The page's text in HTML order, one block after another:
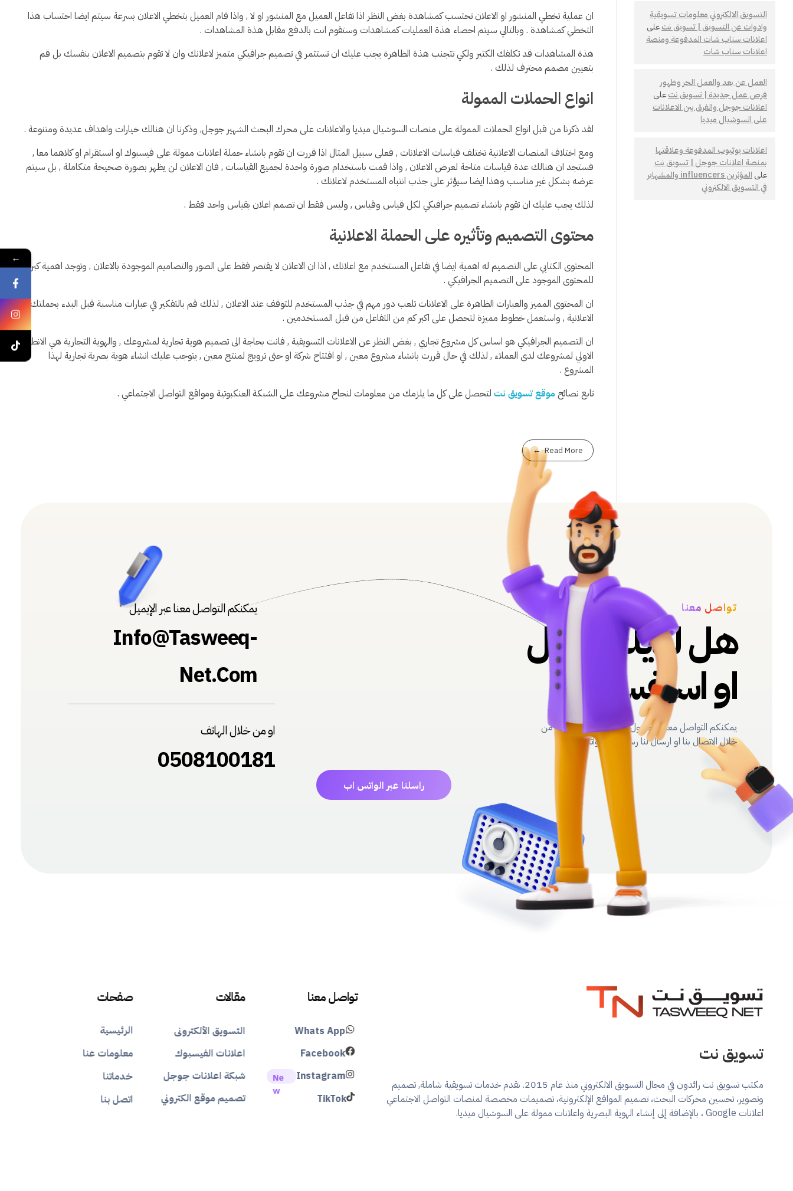
ان عملية تخطي المنشور او الاعلان تحتسب كمشاهدة بغض النظر اذا تفاعل العميل مع المنشور او لا , واذا قام العميل بتخطي الاعلان بسرعة سيتم ايضا احتساب هذا
التخطي كمشاهدة . وبالتالي سيتم احصاء هذة العمليات كمشاهدات وستقوم انت بالدفع مقابل هذة المشاهدات .
هذة المشاهدات قد تكلفك الكثير ولكي تتجنب هذة الظاهرة يجب عليك ان تستثمر في تصميم جرافيكي متميز لاعلانك وان لا تقوم بتصميم الاعلان بنفسك بل قم
بتعيين مصمم محترف لذلك .
انواع الحملات الممولة
لقد ذكرنا من قبل انواع الحملات الممولة على منصات السوشيال ميديا والاعلانات على محرك البحث الشهير جوجل, وذكرنا ان هنالك خيارات واهداف عديدة ومتنوعة .
ومع اختلاف المنصات الاعلانية تختلف قياسات الاعلانات , فعلى سبيل المثال اذا قررت ان تقوم بانشاء حملة اعلانات ممولة على فيسبوك او انستقرام او كلاهما معا ,
فستجد ان هنالك عدة قياسات متاحة لعرض الاعلان , واذا قمت باستخدام صورة واحدة لجميع القياسات , فان الاعلان لن يظهر بصورة صحيحة متكاملة , بل سيتم
عرضه بشكل غير مناسب وهذا ايضا سيؤثر على جذب انتباه المستخدم لاعلانك .
لذلك يجب عليك ان تقوم بانشاء تصميم جرافيكي لكل قياس وقياس , وليس فقط ان تصمم اعلان بقياس واحد فقط .
محتوى التصميم وتأثيره على الحملة الاعلانية
المحتوى الكتابي على التصميم له اهمية ايضا في تفاعل المستخدم مع اعلانك , اذا ان الاعلان لا يقتصر فقط على الصور والتصاميم الموجودة بالاعلان , وتوجد اهمية كبرى
للمحتوى الموجود على التصميم الجرافيكي .
ان المحتوى المميز والعبارات الظاهرة على الاعلانات تلعب دور مهم في جذب المستخدم للتوقف عند الاعلان , لذلك قم بالتفكير في عبارات مناسبة قبل البدء بحملتك
الاعلانية , واستعمل خطوط مميزة لتحصل على اكبر كم من التفاعل من قبل المستخدمين .
ان التصميم الجرافيكي هو اساس كل مشروع تجاري , بغض النظر عن الاعلانات التسويقية , فانت بحاجة الى تصميم هوية تجارية لمشروعك , والهوية التجارية هي الانطباع
الاولي لمشروعك لدى العملاء , لذلك في حال قررت بانشاء مشروع معين , او افتتاح شركة او حتى ترويج لمنتج معين , يتوجب عليك انشاء هوية بصرية تجارية لهذا
المشروع .
تابع نصائح موقع تسويق نت لتحصل على كل ما يلزمك من معلومات لنجاح مشروعك على الشبكة العنكبوتية ومواقع التواصل الاجتماعي .
Read More
التسويق الالكتروني معلومات تسويقية
وادوات عن التسويق | تسويق نتعلى
اعلانات سناب شات المدفوعة ومنصة
اعلانات سناب شات
العمل عن بعد والعمل الحر وظهور
فرص عمل جديدة | تسويق نتعلى
اعلانات جوجل والفرق بين الاعلانات
على السوشيال ميديا
اعلانات يوتيوب المدفوعة وعلاقتها
بمنصة اعلانات جوجل | تسويق نت
على
المؤثرين influencers والمشهاير
في التسويق الالكتروني
تواصل معنا
هل لديك سؤال
او استفسار ؟
يمكنكم التواصل معنا للحصول على استشارة مجانية من
خلال الاتصال بنا او ارسال لنا رسالة عبر الواتس اب
راسلنا عبر الواتس اب
يمكنكم التواصل معنا عبر الإيميل
Info@Tasweeq-
Net.com
او من خلال الهاتف
0508100181
تسويق نت
مكتب تسويق نت رائدون في مجال التسويق الالكتروني منذ عام 2015. نقدم خدمات تسويقية شاملة, تصميم
وتصوير، تحسين محركات البحث، تصميم المواقع الإلكترونية، تصميمات مخصصة لمنصات التواصل الاجتماعي
اعلانات Google ، بالإضافة إلى إنشاء الهوية البصرية واعلانات ممولة على السوشيال ميديا.
تواصل معنا
Whats App
Facebook
Instagram
TikTok
مقالات
التسويق الألكترونى
اعلانات الفيسبوك
شبكة اعلانات جوجل
تصميم موقع الكتروني
صفحات
الرئيسية
معلومات عنا
خدماتنا
اتصل بنا
←